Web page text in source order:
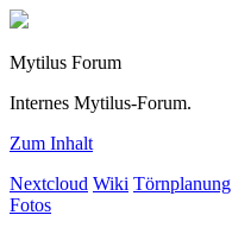
Mytilus Forum
Internes Mytilus-Forum.
Zum Inhalt
Nextcloud Wiki Törnplanung
Fotos